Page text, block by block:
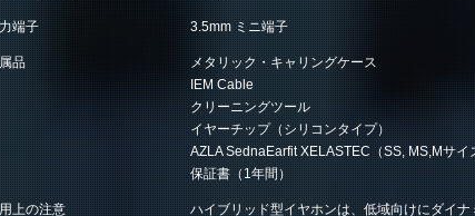
端子 3.5mm ミニ端子
品
メタリック・キャリングケース
IEM Cable
クリーニングツール
イヤーチップ（シリコンタイプ）
AZLA SednaEarfit XELASTEC（SS, MS,Mサイ
保証書（1年間）
上の注意
ハイブリッド型イヤホンは、低域向けにダイ